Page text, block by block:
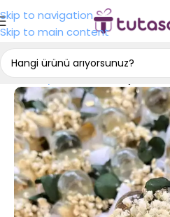
Skip to navigation
Skip to main content
Ana Sayfa Nişan Hediyelikleri